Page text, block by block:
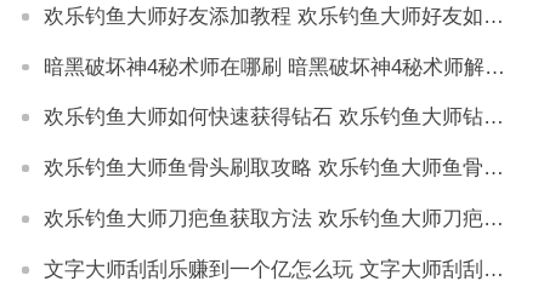
欢乐钓鱼大师好友添加教程 欢乐钓鱼大师好友如何添加
暗黑破坏神4秘术师在哪刷 暗黑破坏神4秘术师解锁攻略
欢乐钓鱼大师如何快速获得钻石 欢乐钓鱼大师钻石获取方法大全
欢乐钓鱼大师鱼骨头刷取攻略 欢乐钓鱼大师鱼骨头怎么刷
欢乐钓鱼大师刀疤鱼获取方法 欢乐钓鱼大师刀疤鱼怎么得
文字大师刮刮乐赚到一个亿怎么玩 文字大师刮刮乐赚到一个亿通关技巧